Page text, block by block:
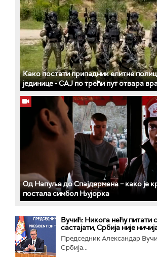
Како постати припадник елитне
јединице - СAJ по трећи пут отвара
Од Напуља до Спајдермена – како је
постала симбол Њујорка
Вучић: Никога нећу питати
састајати, Србија није
Председник Александар
Србија...